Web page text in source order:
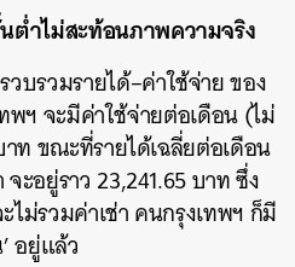
ต่ำไม่สะท้อนภาพความจริง
วบรวมรายได้–ค่าใช้จ่าย ของ
พฯ จะมีค่าใช้จ่ายต่อเดือน (ไม่
ท ขณะที่รายได้เฉลี่ยต่อเดือน
ะอยู่ราว 23,241.65บาท ซึ่ง
ม่รวมค่าเช่า คนกรุงเทพฯ ก็มี
’อยู่แล้ว